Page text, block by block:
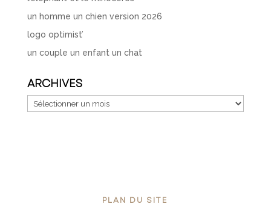
un homme un chien version 2026
logo optimist’
un couple un enfant un chat
ARCHIVES
Archives
PLAN DU SITE